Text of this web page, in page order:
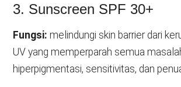
3. Sunscreen SPF 30+
Fungsi: melindungi skin barrier dari
UV yang memperparah semua
hiperpigmentasi, sensitivitas, dan